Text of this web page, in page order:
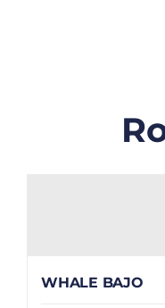
WHALE BAJO